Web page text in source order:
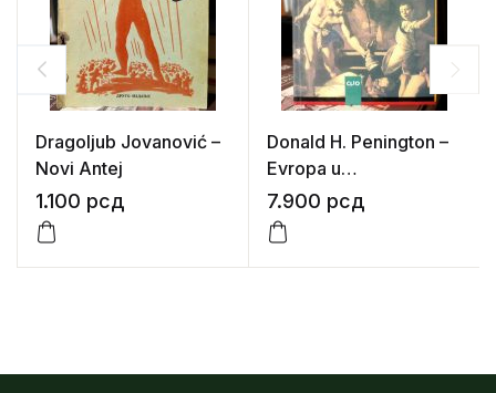
Dragoljub Jovanović –
Novi Antej
1.100 рсд
Donald H. Penington –
Evropa u
sedamnaestom veku
7.900 рсд